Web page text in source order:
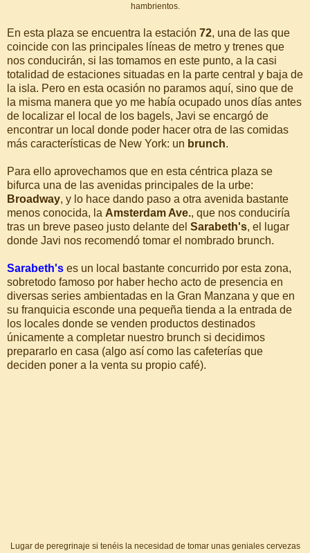
hambrientos.
En esta plaza se encuentra la estación 72, una de las que
coincide con las principales líneas de metro y trenes que
nos conducirán, si las tomamos en este punto, a la casi
totalidad de estaciones situadas en la parte central y baja de
la isla. Pero en esta ocasión no paramos aquí, sino que de
la misma manera que yo me había ocupado unos días antes
de localizar el local de los bagels, Javi se encargó de
encontrar un local donde poder hacer otra de las comidas
más características de New York: un brunch.
Para ello aprovechamos que en esta céntrica plaza se
bifurca una de las avenidas principales de la urbe:
Broadway, y lo hace dando paso a otra avenida bastante
menos conocida, la Amsterdam Ave., que nos conduciría
tras un breve paseo justo delante del Sarabeth's, el lugar
donde Javi nos recomendó tomar el nombrado brunch.
Sarabeth's es un local bastante concurrido por esta zona,
sobretodo famoso por haber hecho acto de presencia en
diversas series ambientadas en la Gran Manzana y que en
su franquicia esconde una pequeña tienda a la entrada de
los locales donde se venden productos destinados
únicamente a completar nuestro brunch si decidimos
prepararlo en casa (algo así como las cafeterías que
deciden poner a la venta su propio café).
Lugar de peregrinaje si tenéis la necesidad de tomar unas geniales cervezas